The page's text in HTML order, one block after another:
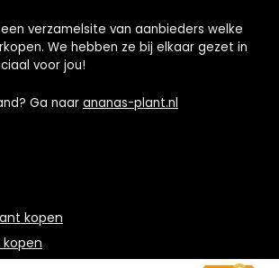
verzamelsite van aanbieders welke
We hebben ze bij elkaar gezet in
voor jou!
Ga naar ananas-plant.nl
kopen